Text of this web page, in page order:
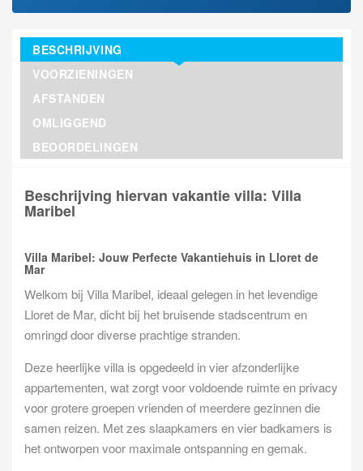
BESCHRIJVING
VOORZIENINGEN
AFSTANDEN
OMLIGGEND
BEOORDELINGEN
Beschrijving hiervan vakantie villa: Villa
Maribel
Villa Maribel: Jouw Perfecte Vakantiehuis in Lloret de
Mar
Welkom bij Villa Maribel, ideaal gelegen in het levendige
Lloret de Mar, dicht bij het bruisende stadscentrum en
omringd door diverse prachtige stranden.
Deze heerlijke villa is opgedeeld in vier afzonderlijke
appartementen, wat zorgt voor voldoende ruimte en privacy
voor grotere groepen vrienden of meerdere gezinnen die
samen reizen. Met zes slaapkamers en vier badkamers is
het ontworpen voor maximale ontspanning en gemak.